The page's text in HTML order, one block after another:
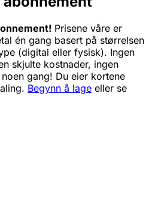
Prisene våre er
én gang basert på størrelsen
(digital eller fysisk). Ingen
skjulte kostnader, ingen
gang! Du eier kortene
Begynn å lage eller se